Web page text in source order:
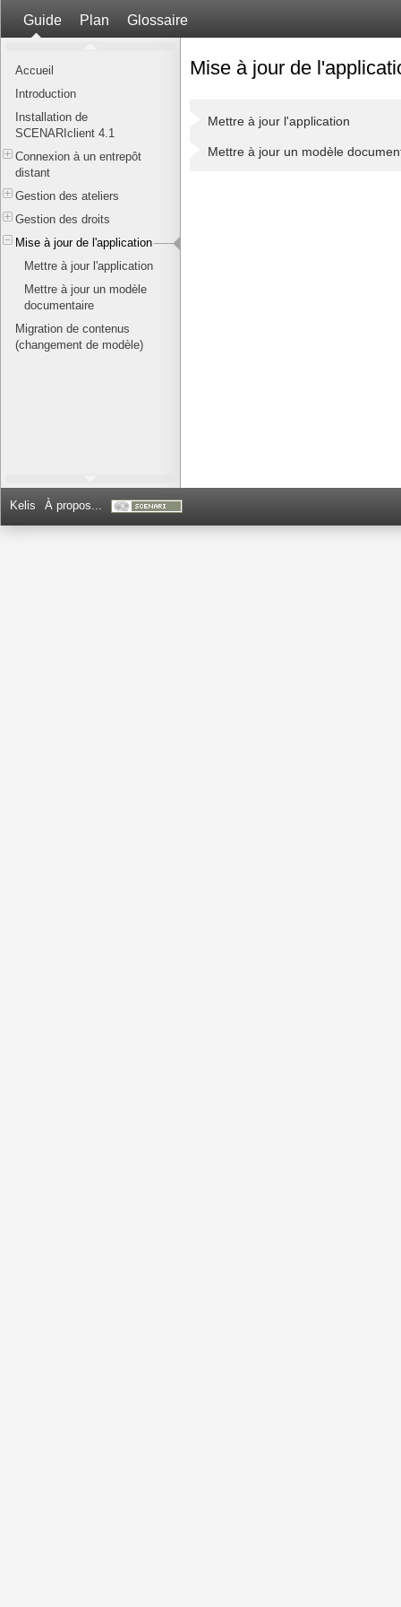
Guide Plan Glossaire
Mise à jour de
Mettre à jour l'application
Mettre à jour un modèle
Accueil
Introduction
Installation de
SCENARIclient 4.1
Connexion à un entrepôt
distant
Gestion des ateliers
Gestion des droits
Mise à jour de l'application
Mettre à jour l'application
Mettre à jour un modèle
documentaire
Migration de contenus
(changement de modèle)
Kelis À propos...